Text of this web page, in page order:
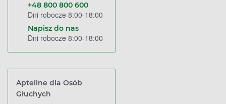
+48 800 800 600
Dni robocze 8:00-18:00
Napisz do nas
Dni robocze 8:00-18:00
Apteline dla Osób
Głuchych